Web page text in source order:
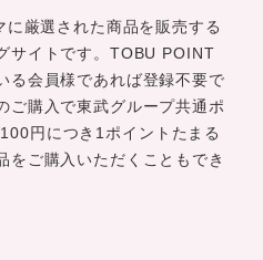
に厳選された商品を販売する
サイトです。TOBU POINT
る会員様であれば登録不要で
ご購入で東武グループ共通ポ
円につき1ポイントたまる
をご購入いただくこともでき